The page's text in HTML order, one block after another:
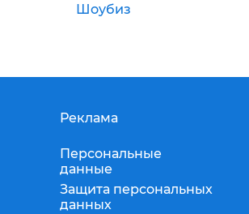
Шоубиз
Реклама
Персональные
данные
Защита персональных
данных